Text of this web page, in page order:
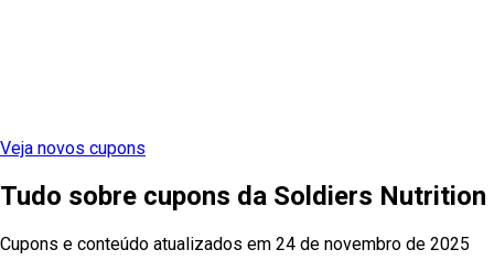
Veja novos cupons
Tudo sobre cupons da Soldiers Nutrition
Cupons e conteúdo atualizados em 24 de novembro de 2025